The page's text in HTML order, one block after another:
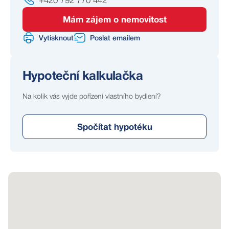
rozšíření bydlení nebo další investiční výstavby.
Nemovitost se nachází v atraktivní lokalitě v těsné
blízkosti náměstí, což je výhodné jak z pohledu
podnikání, tak budoucího zhodnocení investice.
metrů chůze od domu se nachází řeka a okolní příroda,
která nabízí prostor pro procházky, rybaření, koupání,
vodní sporty i každodenní relaxaci.
včetně škol, školek, obchodů, restaurací, zdravotní
péče i sportovního vyžití. Díky silničnímu přivaděči je
Tato nemovitost představuje zajímavou příležitost pro
Mám zájem o nemovitost
Vytisknout Poslat emailem
Hypoteční kalkulačka
Na kolik vás vyjde pořízení vlastního bydlení?
Spočítat hypotéku